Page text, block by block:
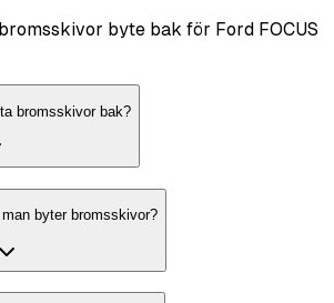
byte bak för Ford FOCUS
bromsskivor bak?
man byter bromsskivor?